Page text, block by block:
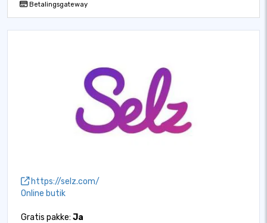
Betalingsgateway
https://selz.com/
Online butik
Gratis pakke: Ja